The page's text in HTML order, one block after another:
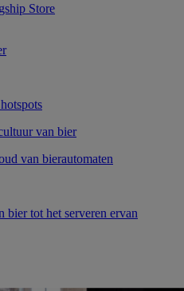
Store
van bier
van bierautomaten
bier tot het serveren ervan